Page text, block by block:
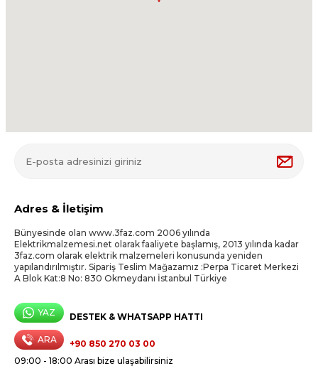
Adres & İletişim
Bünyesinde olan www.3faz.com 2006 yılında
Elektrikmalzemesi.net olarak faaliyete başlamış, 2013 yılında kadar
3faz.com olarak elektrik malzemeleri konusunda yeniden
yapılandırılmıştır. Sipariş Teslim Mağazamız :Perpa Ticaret Merkezi
A Blok Kat:8 No: 830 Okmeydanı İstanbul Türkiye
YAZ DESTEK & WHATSAPP HATTI
ARA
+90 850 270 03 00
09:00 - 18:00 Arası bize ulaşabilirsiniz